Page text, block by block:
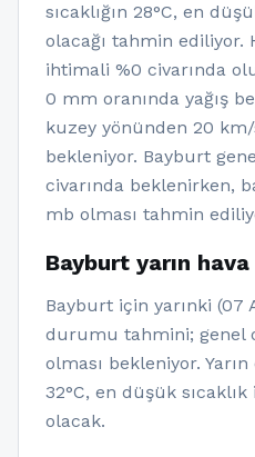
sıcaklığın 28°C, en
olacağı tahmin ediliyor.
ihtimali %0 civarında
0 mm oranında yağış
kuzey yönünden 20 km/
bekleniyor. Bayburt
civarında beklenirken,
mb olması tahmin
Bayburt yarın
Bayburt için yarınki (07
durumu tahmini; genel
olması bekleniyor.
32°C, en düşük
olacak.